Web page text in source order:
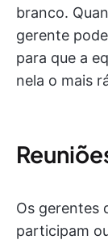
branco.
gerente pode
para que a
nela o mais
Os gerentes
participam